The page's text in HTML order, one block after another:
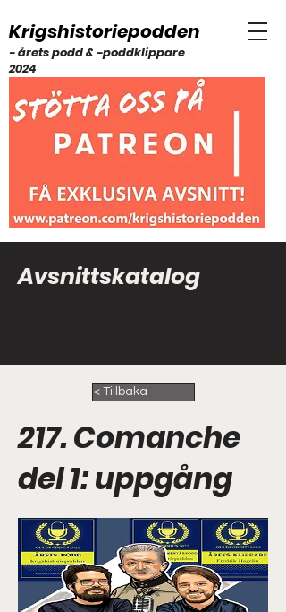
Krigshistoriepodden
- årets podd & -poddklippare
2024
Avsnittskatalog
< Tillbaka
217. Comanche
del 1: uppgång